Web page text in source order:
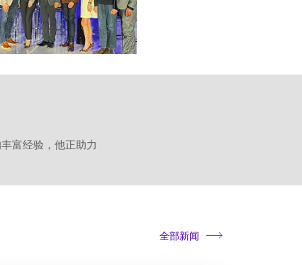
富经验，他正助力
全部新闻